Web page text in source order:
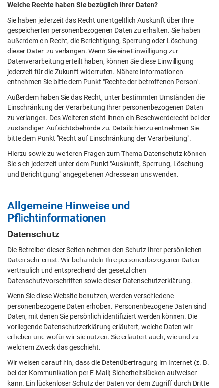
Welche Rechte haben Sie bezüglich Ihrer Daten?
Sie haben jederzeit das Recht unentgeltlich Auskunft über Ihre
gespeicherten personenbezogenen Daten zu erhalten. Sie haben
außerdem ein Recht, die Berichtigung, Sperrung oder Löschung
dieser Daten zu verlangen. Wenn Sie eine Einwilligung zur
Datenverarbeitung erteilt haben, können Sie diese Einwilligung
jederzeit für die Zukunft widerrufen. Nähere Informationen
entnehmen Sie bitte dem Punkt "Rechte der betroffenen Person".
Außerdem haben Sie das Recht, unter bestimmten Umständen die
Einschränkung der Verarbeitung Ihrer personenbezogenen Daten
zu verlangen. Des Weiteren steht Ihnen ein Beschwerderecht bei der
zuständigen Aufsichtsbehörde zu. Details hierzu entnehmen Sie
bitte dem Punkt "Recht auf Einschränkung der Verarbeitung".
Hierzu sowie zu weiteren Fragen zum Thema Datenschutz können
Sie sich jederzeit unter dem Punkt "Auskunft, Sperrung, Löschung
und Berichtigung" angegebenen Adresse an uns wenden.
Allgemeine Hinweise und
Pflichtinformationen
Datenschutz
Die Betreiber dieser Seiten nehmen den Schutz Ihrer persönlichen
Daten sehr ernst. Wir behandeln Ihre personenbezogenen Daten
vertraulich und entsprechend der gesetzlichen
Datenschutzvorschriften sowie dieser Datenschutzerklärung.
Wenn Sie diese Website benutzen, werden verschiedene
personenbezogene Daten erhoben. Personenbezogene Daten sind
Daten, mit denen Sie persönlich identifiziert werden können. Die
vorliegende Datenschutzerklärung erläutert, welche Daten wir
erheben und wofür wir sie nutzen. Sie erläutert auch, wie und zu
welchem Zweck das geschieht.
Wir weisen darauf hin, dass die Datenübertragung im Internet (z. B.
bei der Kommunikation per E-Mail) Sicherheitslücken aufweisen
kann. Ein lückenloser Schutz der Daten vor dem Zugriff durch Dritte